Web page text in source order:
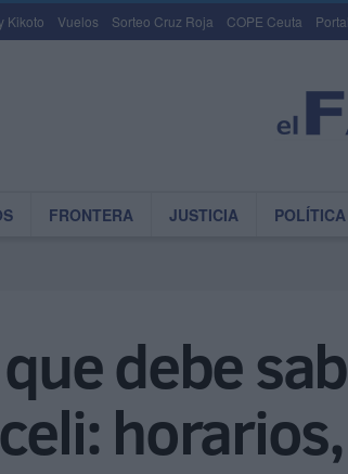
Kikoto Vuelos Sorteo Cruz Roja COPE Ceuta
FRONTERA JUSTICIA POLÍTICA
debe